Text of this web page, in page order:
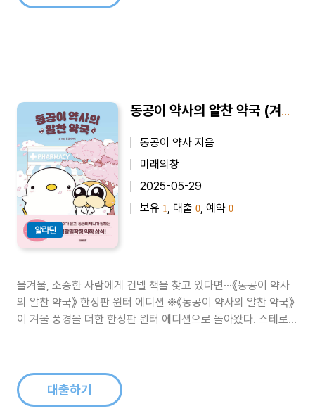
알라딘
동공이 약사의 알찬 약국 (겨울 한정 에디션)
동공이 약사 지음
미래의창
2025-05-29
보유 1 , 대출 0 , 예약 0
올겨울, 소중한 사람에게 건넬 책을 찾고 있다면···《동공이 약사
의 알찬 약국》 한정판 윈터 에디션 ❉《동공이 약사의 알찬 약국》
이 겨울 풍경을 더한 한정판 윈터 에디션으로 돌아왔다. 스테로이
대출하기